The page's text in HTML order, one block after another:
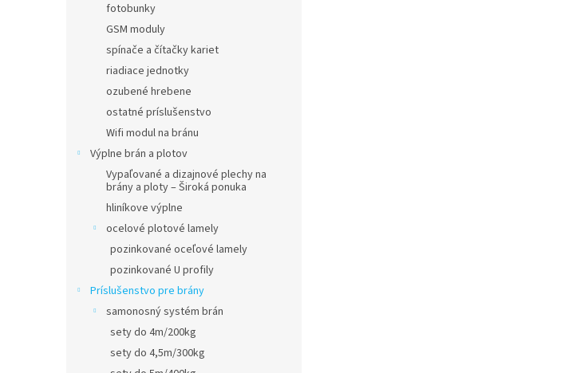
fotobunky
GSM moduly
spínače a čítačky kariet
riadiace jednotky
ozubené hrebene
ostatné príslušenstvo
Wifi modul na bránu
Výplne brán a plotov
Vypaľované a dizajnové plechy na
brány a ploty – Široká ponuka
hliníkove výplne
ocelové plotové lamely
pozinkované oceľové lamely
pozinkované U profily
Príslušenstvo pre brány
samonosný systém brán
sety do 4m/200kg
sety do 4,5m/300kg